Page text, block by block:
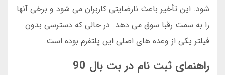
شود. این تأخیر باعث نارضایتی کاربران می شود و برخی آنها
را به سمت رقبا سوق می دهد. در حالی که دسترسی بدون
فیلتر یکی از وعده های اصلی این پلتفرم بوده است.
راهنمای ثبت نام در بت بال 90